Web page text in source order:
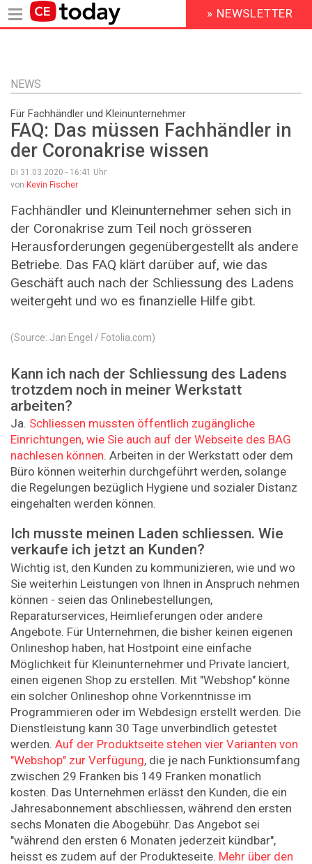
Inhalt
HEADER
MENU
» NEWSLETTER
NEWS
Für Fachhändler und Kleinunternehmer
FAQ: Das müssen Fachhändler in
der Coronakrise wissen
Di 31.03.2020 - 16:41 Uhr
von Kevin Fischer
Fachhändler und Kleinunternehmer sehen sich in
der Coronakrise zum Teil noch grösseren
Herausforderungen gegenübergestellt als andere
Betriebe. Das FAQ klärt darüber auf, wie das
Geschäft auch nach der Schliessung des Ladens
weitergeht und wo es finanzielle Hilfe gibt.
(Source: Jan Engel / Fotolia.com)
Kann ich nach der Schliessung des Ladens
trotzdem noch in meiner Werkstatt
arbeiten?
Ja. Schliessen mussten öffentlich zugängliche
Einrichtungen, wie Sie auch auf der Webseite des BAG
nachlesen können. Arbeiten in der Werkstatt oder dem
Büro können weiterhin durchgeführt werden, solange
die Regelungen bezüglich Hygiene und sozialer Distanz
eingehalten werden können.
Ich musste meinen Laden schliessen. Wie
verkaufe ich jetzt an Kunden?
Wichtig ist, den Kunden zu kommunizieren, wie und wo
Sie weiterhin Leistungen von Ihnen in Anspruch nehmen
können - seien das Onlinebestellungen,
Reparaturservices, Heimlieferungen oder andere
Angebote. Für Unternehmen, die bisher keinen eigenen
Onlineshop haben, hat Hostpoint eine einfache
Möglichkeit für Kleinunternehmer und Private lanciert,
einen eigenen Shop zu erstellen. Mit "Webshop" könne
ein solcher Onlineshop ohne Vorkenntnisse im
Programmieren oder im Webdesign erstellt werden. Die
Dienstleistung kann 30 Tage unverbindlich getestet
werden. Auf der Produktseite stehen vier Varianten von
"Webshop" zur Verfügung, die je nach Funktionsumfang
zwischen 29 Franken bis 149 Franken monatlich
kosten. Das Unternehmen erlässt den Kunden, die ein
Jahresabonnement abschliessen, während den ersten
sechs Monaten die Abogebühr. Das Angebot sei
"während den ersten 6 Monaten jederzeit kündbar",
heisst es zudem auf der Produkteseite. Mehr über den